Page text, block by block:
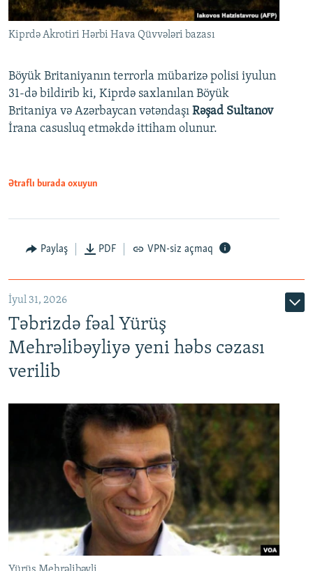
Kiprdə Akrotiri Hərbi Hava Qüvvələri bazası
Böyük Britaniyanın terrorla mübarizə polisi iyulun
31-də bildirib ki, Kiprdə saxlanılan Böyük
Britaniya və Azərbaycan vətəndaşı Rəşad Sultanov
İrana casusluq etməkdə ittiham olunur.
Ətraflı burada oxuyun
Paylaş PDF VPN-siz açmaq
İyul 31, 2026
Təbrizdə fəal Yürüş
Mehrəlibəyliyə yeni həbs cəzası
verilib